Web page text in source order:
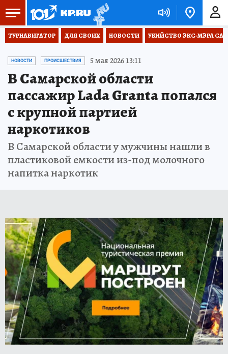
ТУРНАВИГАТОР ДЛЯ СВОИХ НОВОСТИ УБИЙСТВО ЭКС-МЭРА
НОВОСТИ ПРОИСШЕСТВИЯ 5 мая 2026 13:11
В Самарской области
пассажир Lada Granta попался
с крупной партией
наркотиков
В Самарской области у мужчины нашли в
пластиковой емкости из-под молочного
напитка наркотик